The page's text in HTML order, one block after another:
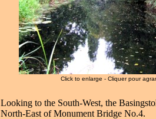
Click to enlarge - Cliquer pour
Looking to the South-West, the
North-East of Monument Bridge No.4.